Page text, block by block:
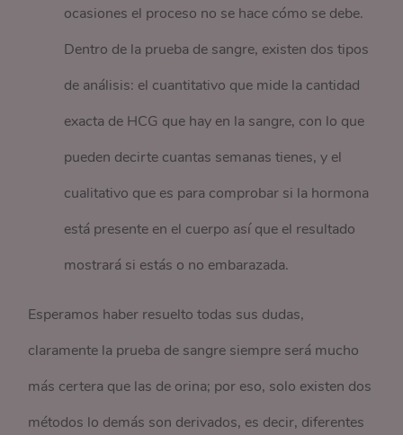
ocasiones el proceso no se hace cómo se debe.
Dentro de la prueba de sangre, existen dos tipos
de análisis: el cuantitativo que mide la cantidad
exacta de HCG que hay en la sangre, con lo que
pueden decirte cuantas semanas tienes, y el
cualitativo que es para comprobar si la hormona
está presente en el cuerpo así que el resultado
mostrará si estás o no embarazada.
Esperamos haber resuelto todas sus dudas,
claramente la prueba de sangre siempre será mucho
más certera que las de orina; por eso, solo existen dos
métodos lo demás son derivados, es decir, diferentes